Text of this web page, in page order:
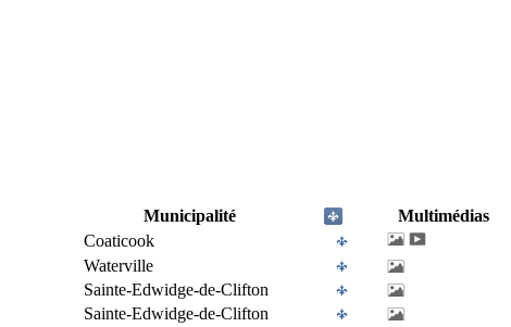
Municipalité
Multimédias
Coaticook
Waterville
Sainte-Edwidge-de-Clifton
Sainte-Edwidge-de-Clifton